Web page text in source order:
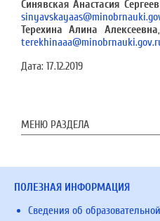
Синявская Анастасия
Терехина Алина Алексеевна
Дата: 17.12.2019
МЕНЮ РАЗДЕЛА
ПОЛЕЗНАЯ ИНФОРМАЦИЯ
Сведения об